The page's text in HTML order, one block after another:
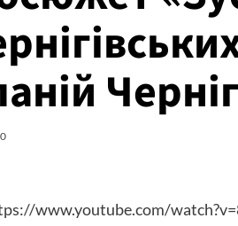
0
www.youtube.com/